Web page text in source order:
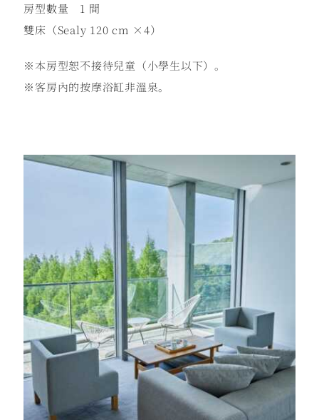
房型數量 1 間
雙床（Sealy 120 cm ×4）
※本房型恕不接待兒童（小學生以下）。
※客房內的按摩浴缸非溫泉。